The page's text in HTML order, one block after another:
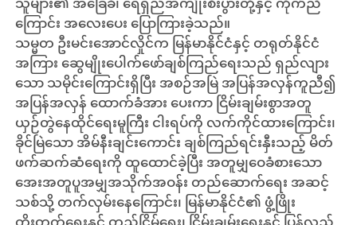
ကြောင်း အလေးပေး ပြောကြားခဲ့သည်။
သမ္မတ ဦးမင်းအောင်လှိုင်က မြန်မာနိုင်ငံနှင့် တရုတ်နိုင်ငံ
အကြား ဆွေမျိုးပေါက်ဖော်ချစ်ကြည်ရေးသည် ရှည်လျား
သော သမိုင်းကြောင်းရှိပြီး အစဉ်အမြဲ အပြန်အလှန်ကူညီ၍
အပြန်အလှန် ထောက်ခံအား ပေးကာ ငြိမ်းချမ်းစွာအတူ
ယှဉ်တွဲနေထိုင်ရေးမူကြီး ငါးရပ်ကို လက်ကိုင်ထားကြောင်း၊
ခိုင်မြဲသော အိမ်နီးချင်းကောင်း ချစ်ကြည်ရင်းနှီးသည့် မိတ်
ဖက်ဆက်ဆံရေးကို ထူထောင်ခဲ့ပြီး အတူမျှဝေခံစားသော
အေးအတူပူအမျှအသိုက်အဝန်း တည်ဆောက်ရေး အဆင့်
သစ်သို့ တက်လှမ်းနေကြောင်း၊ မြန်မာနိုင်ငံ၏ ဖွံ့ဖြိုး